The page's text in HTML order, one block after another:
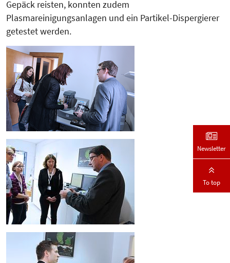
Gepäck reisten, konnten zudem
Plasmareinigungsanlagen und ein Partikel-Dispergierer
getestet werden.
Newsletter
To top